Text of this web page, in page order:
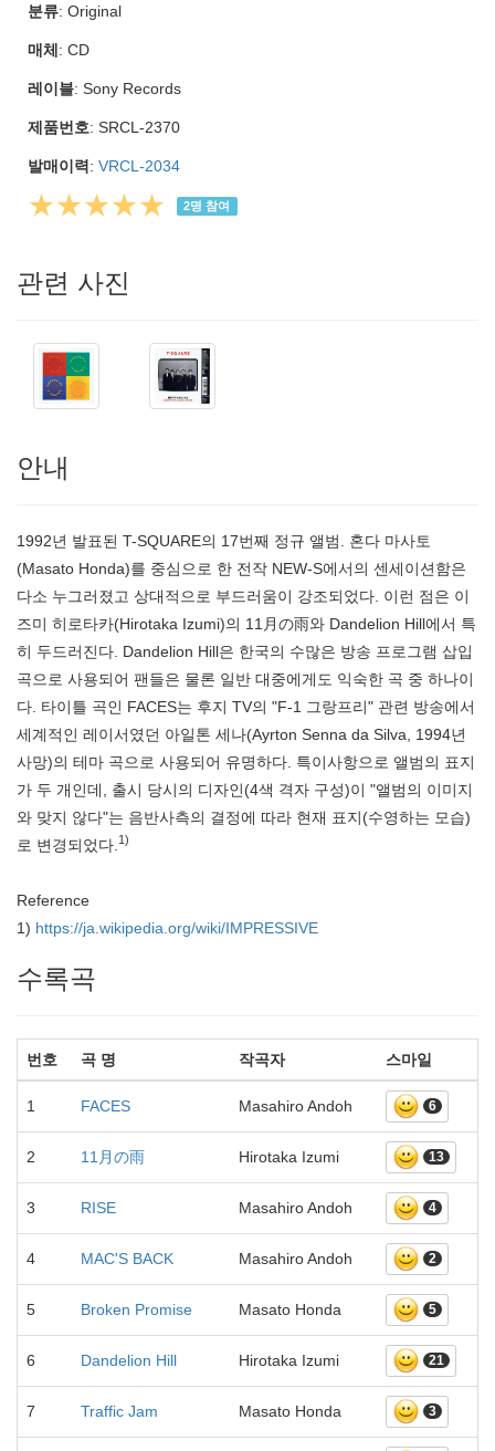
분류: Original
매체 : CD
레이블: Sony Records
제품번호: SRCL-2370
발매이력 : VRCL-2034
★★★★★ 2명 참여
관련 사진
안내
1992년 발표된 T-SQUARE의 17번째 정규 앨범. 혼다 마사토
(Masato Honda)를 중심으로 한 전작 NEW-S에서의 센세이션함은
다소 누그러졌고 상대적으로 부드러움이 강조되었다. 이런 점은 이
즈미 히로타카(Hirotaka Izumi)의 11月の雨와 Dandelion Hill에서 특
히 두드러진다. Dandelion Hill은 한국의 수많은 방송 프로그램 삽입
곡으로 사용되어 팬들은 물론 일반 대중에게도 익숙한 곡 중 하나이
다. 타이틀 곡인 FACES는 후지 TV의 "F-1 그랑프리" 관련 방송에서
세계적인 레이서였던 아일톤 세나(Ayrton Senna da Silva, 1994년
사망)의 테마 곡으로 사용되어 유명하다. 특이사항으로 앨범의 표지
가 두 개인데, 출시 당시의 디자인(4색 격자 구성)이 "앨범의 이미지
와 맞지 않다"는 음반사측의 결정에 따라 현재 표지(수영하는 모습)
로 변경되었다. 1)
Reference
1) https://ja.wikipedia.org/wiki/IMPRESSIVE
수록곡
번호 곡 명 작곡자 스마일
1 FACES Masahiro Andoh 6
2 11月の雨 Hirotaka Izumi 13
3 RISE Masahiro Andoh 4
4 MAC'S BACK Masahiro Andoh 2
5 Broken Promise Masato Honda 5
6 Dandelion Hill Hirotaka Izumi 21
7 Traffic Jam Masato Honda 3